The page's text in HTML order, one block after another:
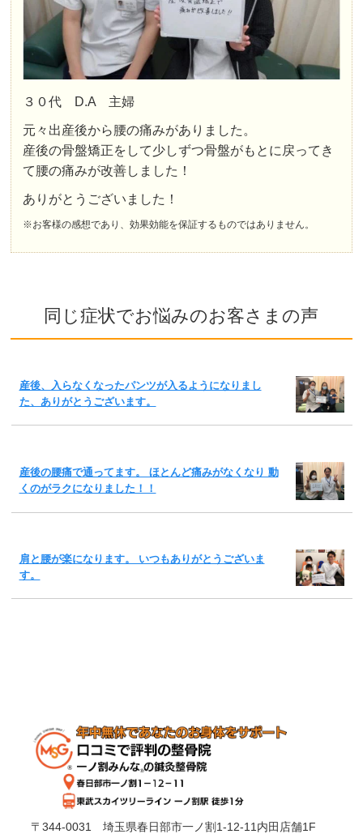
３０代 D.A 主婦
元々出産後から腰の痛みがありました。
産後の骨盤矯正をして少しずつ骨盤がもとに戻ってき
て腰の痛みが改善しました！
ありがとうございました！
※お客様の感想であり、効果効能を保証するものではありません。
同じ症状でお悩みのお客さまの声
産後、入らなくなったパンツが入るようになりまし
た、ありがとうございます。
産後の腰痛で通ってます。 ほとんど痛みがなくなり 動
くのがラクになりました！！
肩と腰が楽になります。 いつもありがとうございま
す。
〒344-0031 埼玉県春日部市一ノ割1-12-11内田店舗1F